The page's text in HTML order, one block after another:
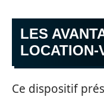
LES
LOCATION-
Ce dispositif